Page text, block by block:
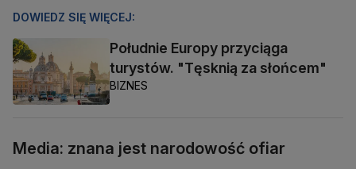
DOWIEDZ SIĘ WIĘCEJ:
Południe Europy przyciąga
turystów. "Tęsknią za słońcem"
BIZNES
Media: znana jest narodowość ofiar